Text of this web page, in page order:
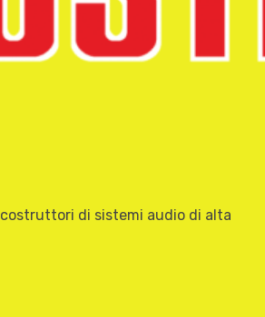
di sistemi audio di alta